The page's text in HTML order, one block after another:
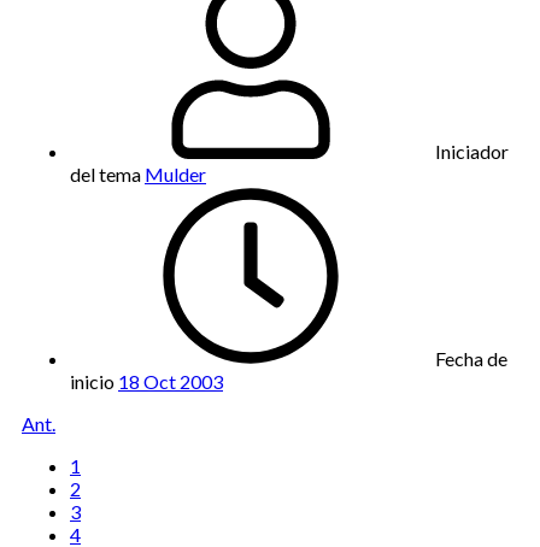
Iniciador
del tema Mulder
Fecha de
inicio 18 Oct 2003
Ant.
1
2
3
4